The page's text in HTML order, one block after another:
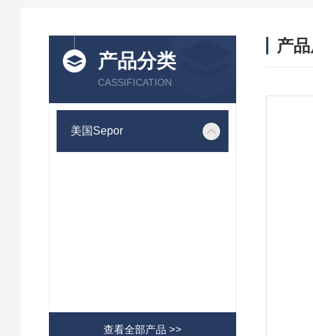
产品分类
CASSIFICATION
美国Sepor
查看全部产品 >>
产